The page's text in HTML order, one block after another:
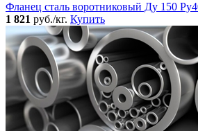
Фланец сталь воротниковый Ду 150
1 821 руб./кг. Купить